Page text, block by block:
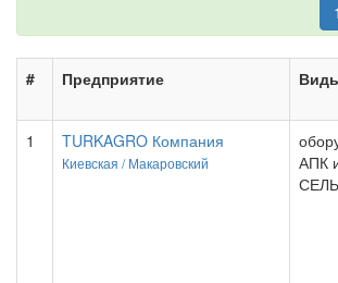
1
# Предприятие
1
TURKAGRO Компания
Киевская /Макаровский
АПК